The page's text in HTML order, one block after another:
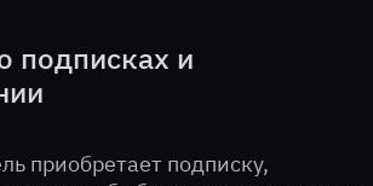
подписках и
приобретает подписку,